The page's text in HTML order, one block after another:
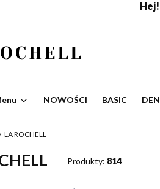
NOWOŚCI BASIC
LA ROCHELL
Produkty: 814